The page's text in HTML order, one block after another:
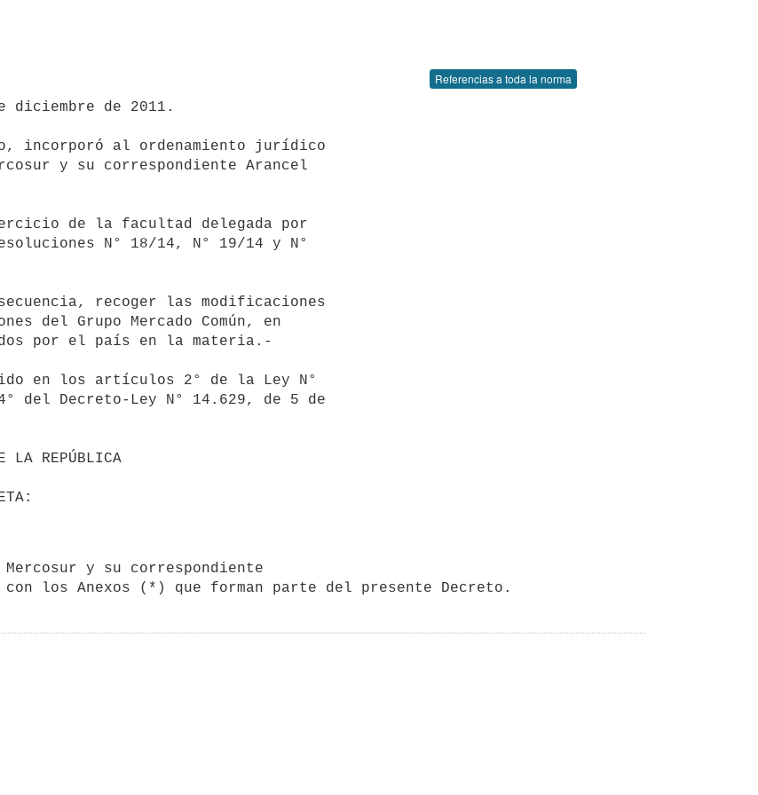
Referencias a toda la norma
diciembre de 2011.
incorporó al ordenamiento jurídico
y su correspondiente Arancel
de la facultad delegada por
N° 18/14, N° 19/14 y N°
recoger las modificaciones
del Grupo Mercado Común, en
por el país en la materia.-
en los artículos 2° de la Ley N°
del Decreto-Ley N° 14.629, de 5 de
con los Anexos (*) que forman parte del presente Decreto.